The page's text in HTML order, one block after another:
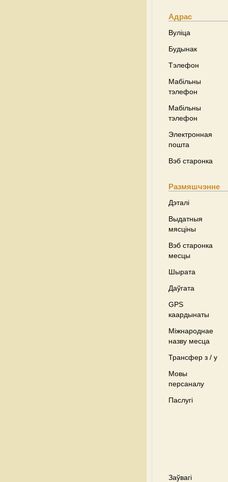
Адрас
Вуліца
Будынак
Тэлефон
Мабільны
тэлефон
Мабільны
тэлефон
Электронная
пошта
Вэб старонка
Размяшчэнне
Дэталі
Выдатныя
мясціны
Вэб старонка
месцы
Шырата
Даўгата
GPS
каардынаты
Міжнароднае
назву месца
Трансфер з / у
Мовы
персаналу
Паслугі
Заўвагі